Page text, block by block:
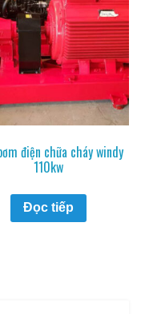
điện chữa cháy windy
110kw
Đọc tiếp